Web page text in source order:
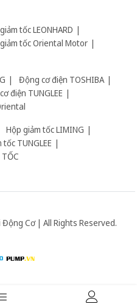
tốc LEONHARD
tốc Oriental Motor
Động cơ điện TOSHIBA
điện TUNGLEE
Hộp giảm tốc LIMING
TUNGLEE
Cơ | All Rights Reserved.